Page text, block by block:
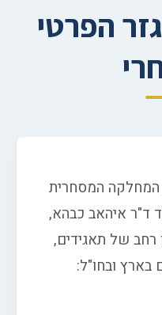
הפרטי
המחלקה המסחרית
ד"ר איהאב כבהא,
רחב של תאגידים,
בארץ ובחו"ל: